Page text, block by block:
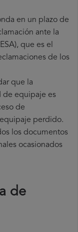
en un plazo de
ante la
que es el
de los
que la
de equipaje es
de
perdido.
los documentos
ocasionados
de